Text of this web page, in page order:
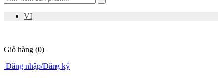
VI
Giỏ hàng (0)
Đăng nhập/Đăng ký